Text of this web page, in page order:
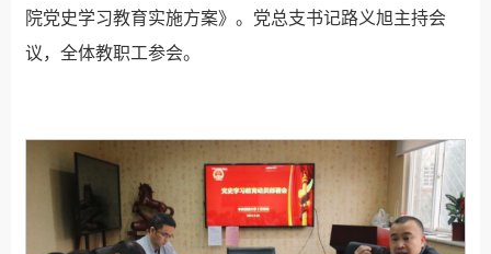
院党史学习教育实施方案》。党总支书记路义旭主持会
议，全体教职工参会。